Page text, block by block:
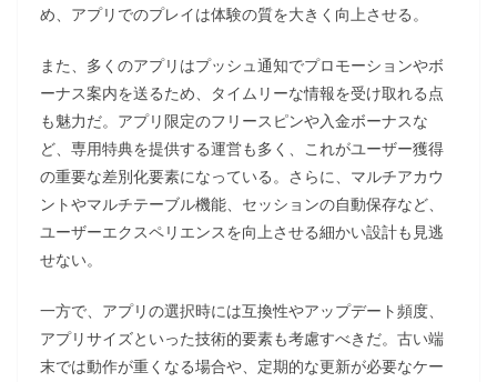
め、アプリでのプレイは体験の質を大きく向上させる。
また、多くのアプリはプッシュ通知でプロモーションやボ
ーナス案内を送るため、タイムリーな情報を受け取れる点
も魅力だ。アプリ限定のフリースピンや入金ボーナスな
ど、専用特典を提供する運営も多く、これがユーザー獲得
の重要な差別化要素になっている。さらに、マルチアカウ
ントやマルチテーブル機能、セッションの自動保存など、
ユーザーエクスペリエンスを向上させる細かい設計も見逃
せない。
一方で、アプリの選択時には互換性やアップデート頻度、
アプリサイズといった技術的要素も考慮すべきだ。古い端
末では動作が重くなる場合や、定期的な更新が必要なケー